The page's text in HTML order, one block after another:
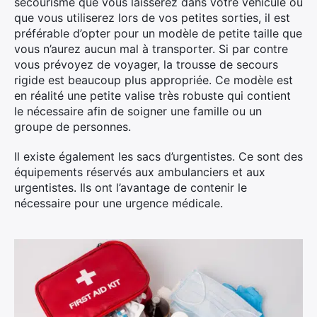
que vous utiliserez lors de vos petites sorties, il est
préférable d’opter pour un modèle de petite taille que
vous n’aurez aucun mal à transporter. Si par contre
vous prévoyez de voyager, la trousse de secours
rigide est beaucoup plus appropriée. Ce modèle est
en réalité une petite valise très robuste qui contient
le nécessaire afin de soigner une famille ou un
groupe de personnes.
Il existe également les sacs d’urgentistes. Ce sont des
équipements réservés aux ambulanciers et aux
urgentistes. Ils ont l’avantage de contenir le
nécessaire pour une urgence médicale.